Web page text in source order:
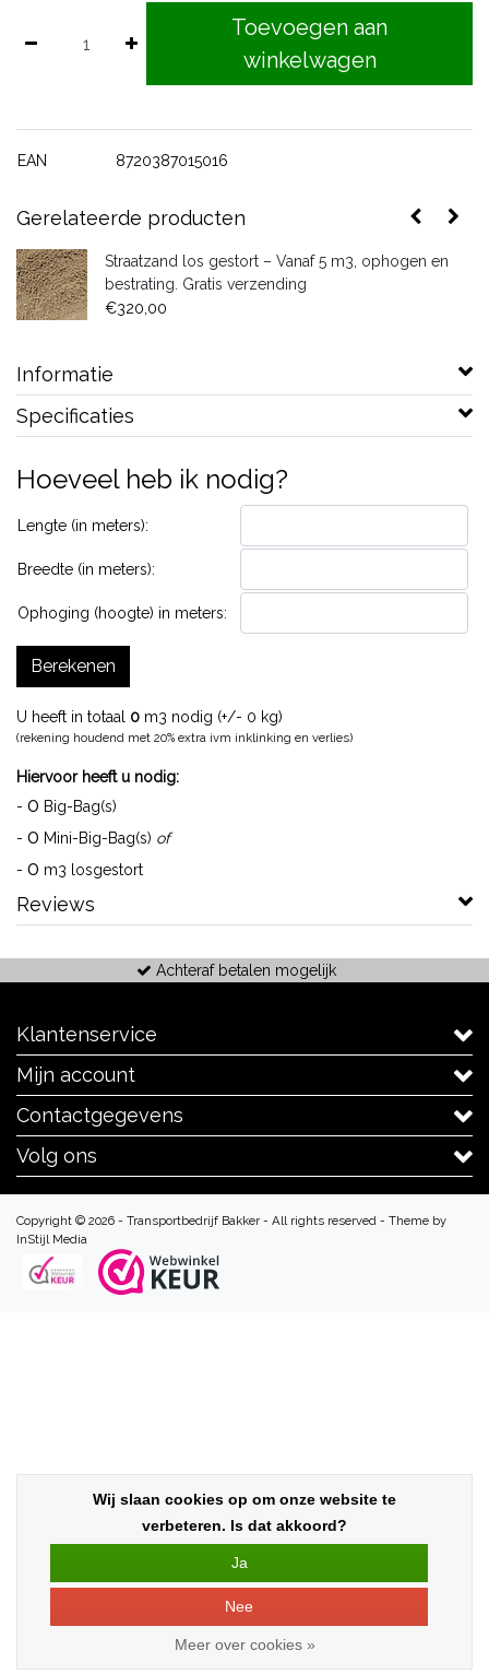
Toevoegen aan
winkelwagen
EAN 8720387015016
Gerelateerde producten
Straatzand los gestort – Vanaf 5 m3, ophogen en
bestrating. Gratis verzending
€320,00
Informatie
Specificaties
Hoeveel heb ik nodig?
Lengte (in meters):
Breedte (in meters):
Ophoging (hoogte) in meters:
Berekenen
U heeft in totaal 0 m3 nodig (+/- 0 kg)
(rekening houdend met 20% extra ivm inklinking en verlies)
Hiervoor heeft u nodig:
- 0 Big-Bag(s)
- 0 Mini-Big-Bag(s) of
- 0 m3 losgestort
Reviews
Achteraf betalen mogelijk
Klantenservice
Mijn account
Contactgegevens
Volg ons
Copyright © 2026 - Transportbedrijf Bakker - All rights reserved - Theme by
InStijl Media
Wij slaan cookies op om onze website te
verbeteren. Is dat akkoord?
Ja
Nee
Meer over cookies »